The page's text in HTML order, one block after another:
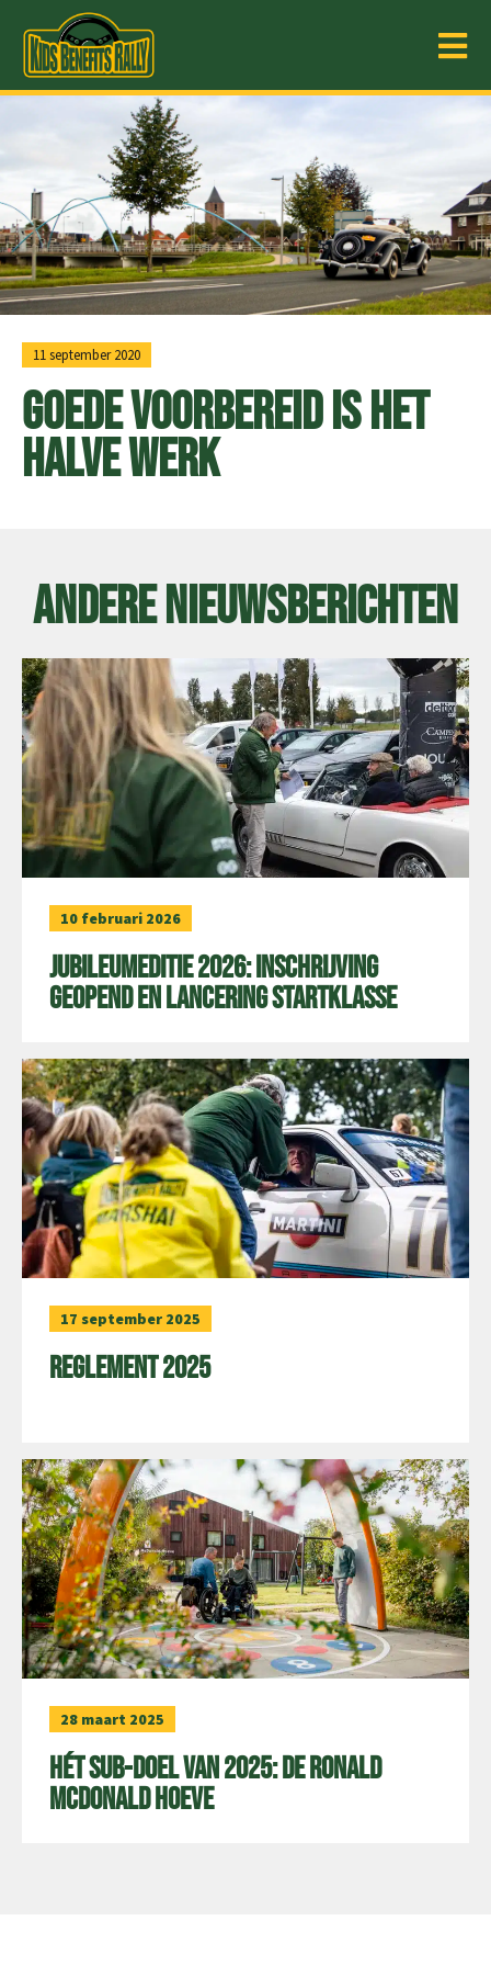
11 september 2020
Goede voorbereid is het
halve werk
Andere nieuwsberichten
10 februari 2026
Jubileumeditie 2026: inschrijving
geopend en lancering startklasse
17 september 2025
Reglement 2025
28 maart 2025
Hét sub-doel van 2025: de Ronald
McDonald Hoeve